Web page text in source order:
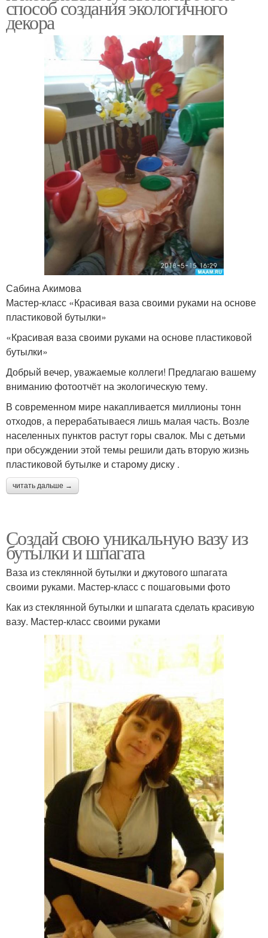
способ создания экологичного
декора
Сабина Акимова
Мастер-класс «Красивая ваза своими руками на основе
пластиковой бутылки»
«Красивая ваза своими руками на основе пластиковой
бутылки»
Добрый вечер, уважаемые коллеги! Предлагаю вашему
вниманию фотоотчёт на экологическую тему.
В современном мире накапливается миллионы тонн
отходов, а перерабатываеся лишь малая часть. Возле
населенных пунктов растут горы свалок. Мы с детьми
при обсуждении этой темы решили дать вторую жизнь
пластиковой бутылке и старому диску .
читать дальше →
Создай свою уникальную вазу из
бутылки и шпагата
Ваза из стеклянной бутылки и джутового шпагата
своими руками. Мастер-класс с пошаговыми фото
Как из стеклянной бутылки и шпагата сделать красивую
вазу. Мастер-класс своими руками